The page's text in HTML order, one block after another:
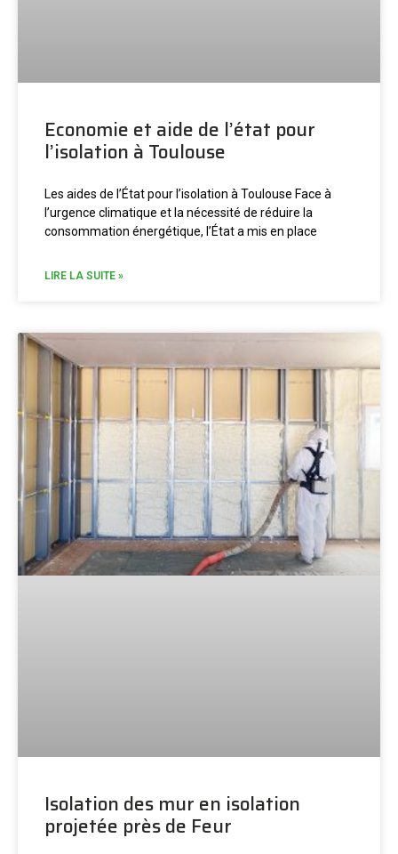
Economie et aide de l’état pour
l’isolation à Toulouse
Les aides de l’État pour l’isolation à Toulouse Face à
l’urgence climatique et la nécessité de réduire la
consommation énergétique, l’État a mis en place
LIRE LA SUITE »
Isolation des mur en isolation
projetée près de Feur